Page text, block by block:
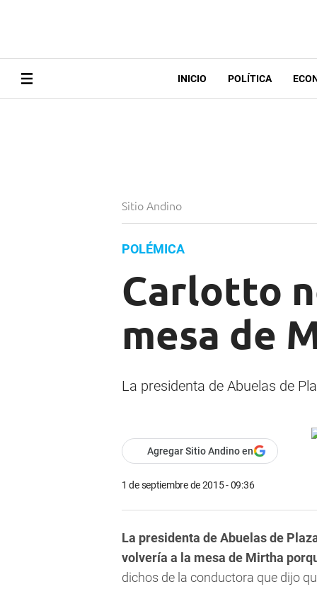
INICIO POLÍTICA
Sitio Andino
POLÉMICA
Carlotto
mesa de
La presidenta de Abuelas de
Agregar Sitio Andino en
1 de septiembre de 2015 - 09:36
La presidenta de Abuelas de
volvería a la mesa de Mirtha
dichos de la conductora que dijo